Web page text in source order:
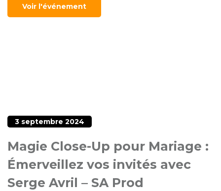
Voir l'événement
3 septembre 2024
Magie Close-Up pour Mariage :
Émerveillez vos invités avec
Serge Avril – SA Prod